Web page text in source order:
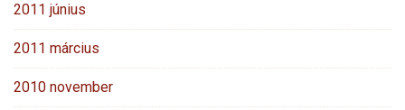
2011 június
2011 március
2010 november